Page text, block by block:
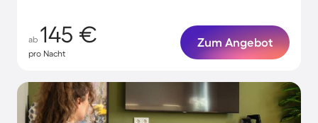
ab 145 €
pro Nacht
Zum Angebot